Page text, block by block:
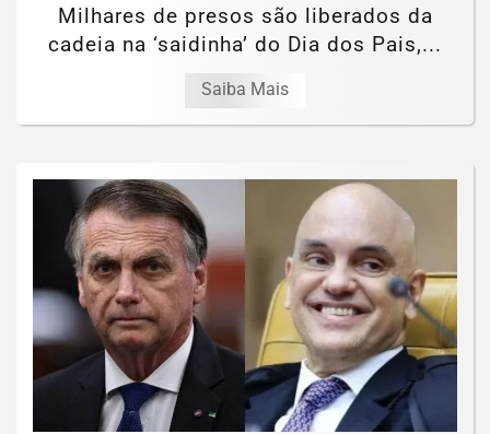
Milhares de presos são liberados da
cadeia na ‘saidinha’ do Dia dos Pais,...
Saiba Mais